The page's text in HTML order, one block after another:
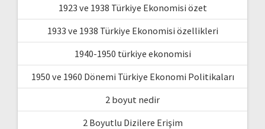
1923 ve 1938 Türkiye Ekonomisi özet
1933 ve 1938 Türkiye Ekonomisi özellikleri
1940-1950 türkiye ekonomisi
1950 ve 1960 Dönemi Türkiye Ekonomi Politikaları
2 boyut nedir
2 Boyutlu Dizilere Erişim